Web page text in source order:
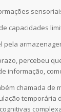
capacidades
pela
percebeu
informação,
chamada de
temporária